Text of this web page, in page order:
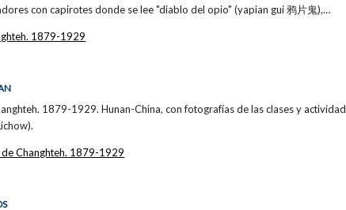
con capirotes donde se lee "diablo del opio" (yapian gui 鸦片鬼),…
1879-1929
1879-1929. Hunan-China, con fotografías de las clases y
Changhteh. 1879-1929